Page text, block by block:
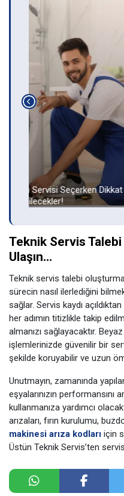
Derin Dondurucu
Teknik Servis
Ulaşın…
Teknik servis talebi
sürecin nasıl ilerlediğini
sağlar. Servis kaydı
her adımın titizlikle takip
almanızı sağlayacaktır.
işlemlerinizde güvenilir bir
şekilde koruyabilir ve uzun
Unutmayın, zamanında
eşyalarınızın performansını
kullanmanıza yardımcı
arızaları, fırın kurulumu,
makinesi arıza kodları için
Üstün Teknik Servis’ten